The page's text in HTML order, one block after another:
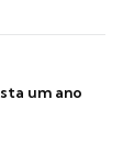
um ano